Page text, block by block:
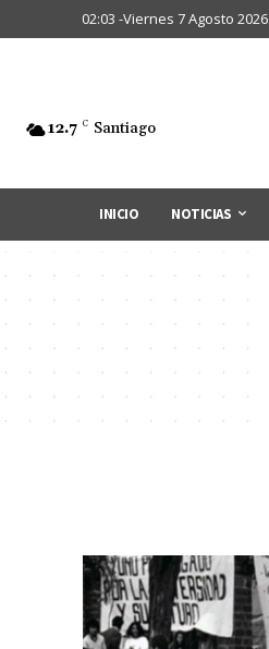
02:03 -Viernes 7 Agosto 2026
12.7 C Santiago
INICIO NOTICIAS